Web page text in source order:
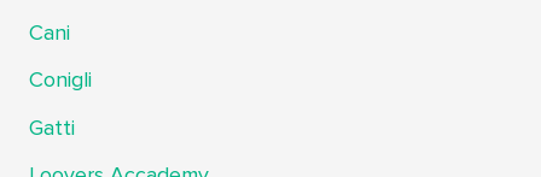
Cani
Conigli
Gatti